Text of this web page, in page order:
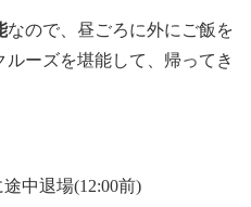
なので、昼ごろに外にご飯を
ーズを堪能して、帰ってき
中退場(12:00前)